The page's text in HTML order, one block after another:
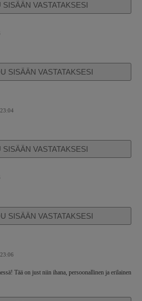
VASTATAKSESI
SISÄÄN VASTATAKSESI
VASTATAKSESI
SISÄÄN VASTATAKSESI
Tää on just niin ihana, persoonallinen ja erilainen